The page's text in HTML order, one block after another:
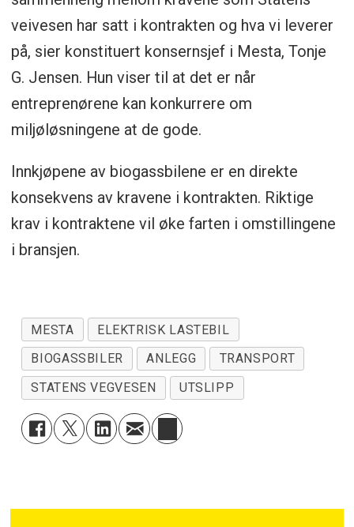
veivesen har satt i kontrakten og hva vi leverer
på, sier konstituert konsernsjef i Mesta, Tonje
G. Jensen. Hun viser til at det er når
entreprenørene kan konkurrere om
miljøløsningene at de gode.
Innkjøpene av biogassbilene er en direkte
konsekvens av kravene i kontrakten. Riktige
krav i kontraktene vil øke farten i omstillingene
i bransjen.
MESTA
ELEKTRISK LASTEBIL
BIOGASSBILER
ANLEGG
TRANSPORT
STATENS VEGVESEN
UTSLIPP